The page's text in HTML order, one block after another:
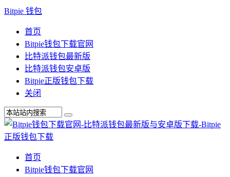
Bitpie 钱包
首页
Bitpie钱包下载官网
比特派钱包最新版
比特派钱包安卓版
Bitpie正版钱包下载
关闭
首页
Bitpie钱包下载官网